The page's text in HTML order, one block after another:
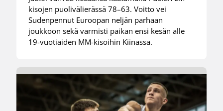
kisojen puolivälierässä 78–63. Voitto vei
Sudenpennut Euroopan neljän parhaan
joukkoon sekä varmisti paikan ensi kesän alle
19-vuotiaiden MM-kisoihin Kiinassa.